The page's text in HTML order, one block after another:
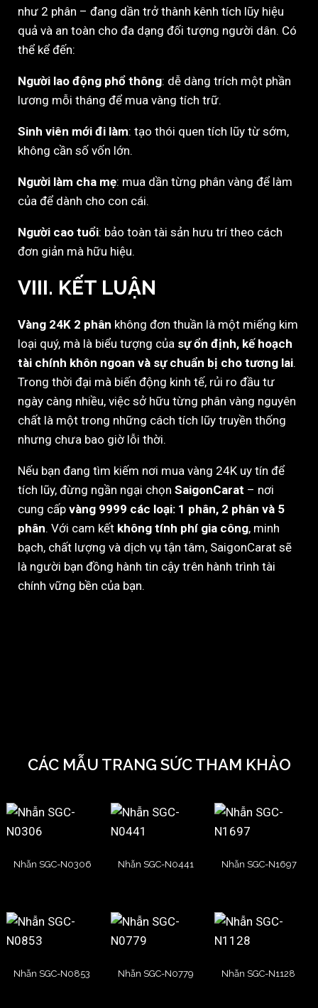
như 2 phân – đang dần trở thành kênh tích lũy hiệu
quả và an toàn cho đa dạng đối tượng người dân. Có
thể kể đến:
Người lao động phổ thông: dễ dàng trích một phần
lương mỗi tháng để mua vàng tích trữ.
Sinh viên mới đi làm: tạo thói quen tích lũy từ sớm,
không cần số vốn lớn.
Người làm cha mẹ: mua dần từng phân vàng để làm
của để dành cho con cái.
Người cao tuổi: bảo toàn tài sản hưu trí theo cách
đơn giản mà hữu hiệu.
VIII. KẾT LUẬN
Vàng 24K 2 phân không đơn thuần là một miếng kim
loại quý, mà là biểu tượng của sự ổn định, kế hoạch
tài chính khôn ngoan và sự chuẩn bị cho tương lai.
Trong thời đại mà biến động kinh tế, rủi ro đầu tư
ngày càng nhiều, việc sở hữu từng phân vàng nguyên
chất là một trong những cách tích lũy truyền thống
nhưng chưa bao giờ lỗi thời.
Nếu bạn đang tìm kiếm nơi mua vàng 24K uy tín để
tích lũy, đừng ngần ngại chọn SaigonCarat – nơi
cung cấp vàng 9999 các loại: 1 phân, 2 phân và 5
phân. Với cam kết không tính phí gia công, minh
bạch, chất lượng và dịch vụ tận tâm, SaigonCarat sẽ
là người bạn đồng hành tin cậy trên hành trình tài
chính vững bền của bạn.
CÁC MẪU TRANG SỨC THAM KHẢO
Nhẫn SGC-N0306 Nhẫn SGC-N0441 Nhẫn SGC-N1697
Nhẫn SGC-N0853 Nhẫn SGC-N0779 Nhẫn SGC-N1128